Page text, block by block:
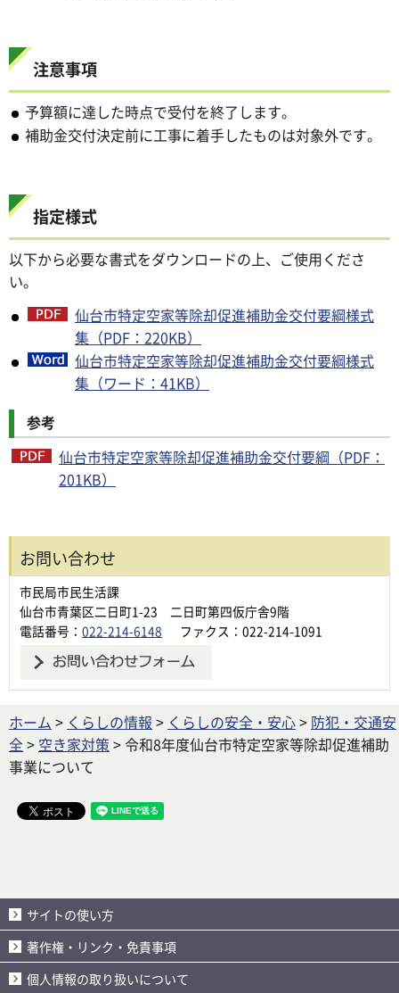
注意事項
予算額に達した時点で受付を終了します。
補助金交付決定前に工事に着手したものは対象外です。
指定様式
以下から必要な書式をダウンロードの上、ご使用くださ
い。
仙台市特定空家等除却促進補助金交付要綱様式
集（PDF：220KB）
仙台市特定空家等除却促進補助金交付要綱様式
集（ワード：41KB）
参考
仙台市特定空家等除却促進補助金交付要綱（PDF：
201KB）
お問い合わせ
市民局市民生活課
仙台市青葉区二日町1-23 二日町第四仮庁舎9階
電話番号： 022-214-6148 ファクス：022-214-1091
ホーム > くらしの情報 > くらしの安全・安心> 防犯・交通安
全> 空き家対策 > 令和8年度仙台市特定空家等除却促進補助
事業について
サイトの使い方
著作権・リンク・免責事項
個人情報の取り扱いについて